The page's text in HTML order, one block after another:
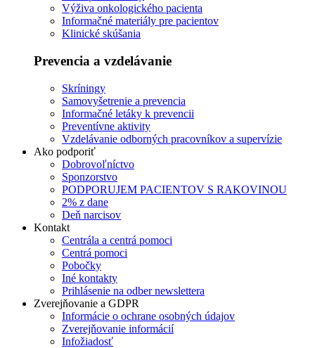
Výživa onkologického pacienta
Informačné materiály pre pacientov
Klinické skúšania
Prevencia a vzdelávanie
Skríningy
Samovyšetrenie a prevencia
Informačné letáky k prevencii
Preventívne aktivity
Vzdelávanie odborných pracovníkov a supervízie
Ako podporiť
Dobrovoľníctvo
Sponzorstvo
PODPORUJEM PACIENTOV S RAKOVINOU
2% z dane
Deň narcisov
Kontakt
Centrála a centrá pomoci
Centrá pomoci
Pobočky
Iné kontakty
Prihlásenie na odber newslettera
Zverejňovanie a GDPR
Informácie o ochrane osobných údajov
Zverejňovanie informácií
Infožiadosť